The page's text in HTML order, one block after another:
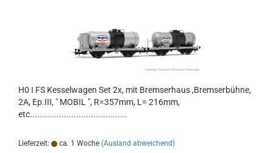
H0 I FS Kesselwagen Set 2x, mit Bremserhaus ,Bremserbühne,
2A, Ep.III, " MOBIL ", R=357mm, L= 216mm,
etc........................................
Lieferzeit: ca. 1 Woche (Ausland abweichend)